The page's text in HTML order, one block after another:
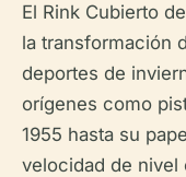
El Rink Cubierto
la transformación
deportes de
orígenes como
1955 hasta su
velocidad de nivel